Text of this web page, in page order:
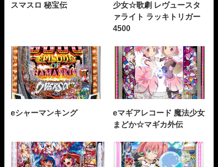
スマスロ 秘宝伝
少女☆歌劇 レヴュースタ
ァライト ラッキトリガー
4500
eシャーマンキング
eマギアレコード 魔法少女
まどか☆マギカ外伝